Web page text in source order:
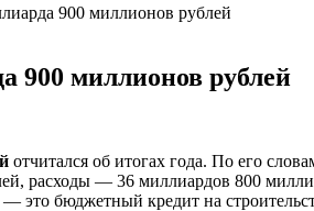
900 миллионов рублей
900 миллионов рублей
отчитался об итогах года. По его
расходы — 36 миллиардов 800
это бюджетный кредит на